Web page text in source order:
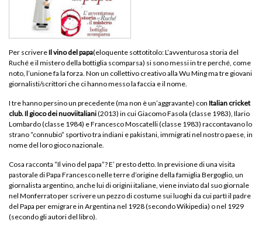
Per scrivereIl vino del papa(eloquente sottotitolo: L’avventurosa storia del
Ruché e il mistero della bottiglia scomparsa) si sono messi in tre perché, come
noto, l’unione fa la forza. Non un collettivo creativo alla Wu Ming ma tre giovani
giornalisti/scrittori che ci hanno messo la faccia e il nome.
I tre hanno persino un precedente (ma non è un’aggravante) con Italian cricket
club. Il gioco dei nuoviitaliani(2013) in cui Giacomo Fasola (classe 1983), Ilario
Lombardo (classe 1984) e Francesco Moscatelli (classe 1983) raccontavano lo
strano “connubio” sportivo tra indiani e pakistani, immigrati nel nostro paese, in
nome del loro gioco nazionale.
Cosa racconta “Il vino del papa”? E’ presto detto. In previsione di una visita
pastorale di Papa Francesco nelle terre d’origine della famiglia Bergoglio, un
giornalista argentino, anche lui di origini italiane, viene inviato dal suo giornale
nel Monferrato per scrivere un pezzo di costume sui luoghi da cui partì il padre
del Papa per emigrare in Argentina nel 1928 (secondo Wikipedia) o nel 1929
(secondo gli autori del libro).